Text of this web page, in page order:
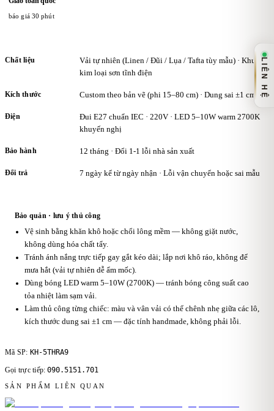
báo giá 30 phút
Chất liệu
Vải tự nhiên (Linen / Đũi / Lụa / Tafta tùy mẫu) · Khung
kim loại sơn tĩnh điện
Kích thước Custom theo bản vẽ (phi 15–80 cm) · Dung sai ±1 cm
Điện
Đui E27 chuẩn IEC · 220V · LED 5–10W warm 2700K
khuyến nghị
Bảo hành 12 tháng · Đổi 1-1 lỗi nhà sản xuất
Đổi trả 7 ngày kể từ ngày nhận · Lỗi vận chuyển hoặc sai mẫu
Bảo quản · lưu ý thủ công
Vệ sinh bằng khăn khô hoặc chổi lông mềm — không giặt nước,
không dùng hóa chất tẩy.
Tránh ánh nắng trực tiếp gay gắt kéo dài; lắp nơi khô ráo, không để
mưa hắt (vải tự nhiên dễ ẩm mốc).
Dùng bóng LED warm 5–10W (2700K) — tránh bóng công suất cao
tỏa nhiệt làm sạm vải.
Làm thủ công từng chiếc: màu và vân vải có thể chênh nhẹ giữa các lô,
kích thước dung sai ±1 cm — đặc tính handmade, không phải lỗi.
Mã SP: KH-5THRA9
Gọi trực tiếp:090.5151.701
SẢN PHẨM LIÊN QUAN
LIÊN HỆ